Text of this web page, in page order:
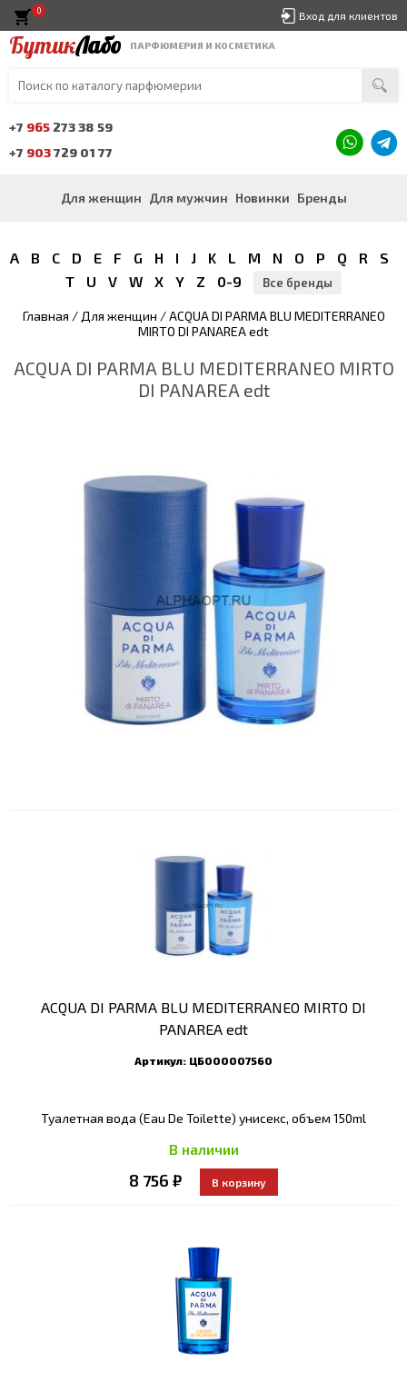
Вход для клиентов
БутикЛабо ПАРФЮМЕРИЯ И КОСМЕТИКА
+7 965 273 38 59
+7 903729 01 77
Для женщин Для мужчин Новинки Бренды
0
A B C D E F G H I J K L M N O P Q R
S
T
U V W X Y Z 0-9 Все бренды
Главная / Для женщин / ACQUA DI PARMA BLU MEDITERRANEO
MIRTO DI PANAREA edt
ACQUA DI PARMA BLU MEDITERRANEO MIRTO
DI PANAREA edt
ACQUA DI PARMA BLU MEDITERRANEO MIRTO DI
PANAREA edt
Артикул: ЦБ000007560
Туалетная вода (Eau De Toilette) унисекс, объем 150ml
В наличии
8 756 ₽